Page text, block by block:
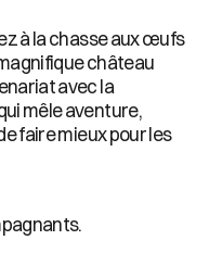
à la chasse aux œufs
château
avec la
mêle aventure,
faire mieux pour les